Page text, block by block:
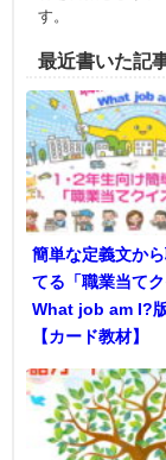
す。
最近書いた記
簡単な定義文か
てる「職業当て
What job am I?
【カード教材】